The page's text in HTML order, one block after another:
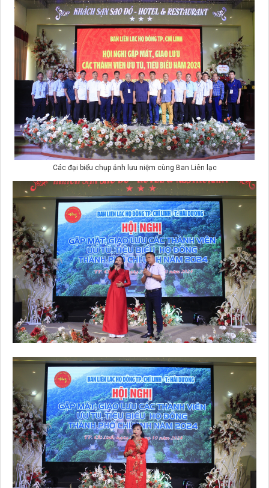
Các đại biểu chụp ảnh lưu niệm cùng Ban Liên lạc